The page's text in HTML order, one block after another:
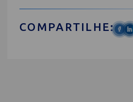
COMPARTILHE: